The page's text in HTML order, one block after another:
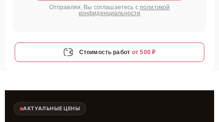
Отправляя, Вы соглашаетесь с политикой
конфиденциальности
Стоимость работ от 500 ₽
АКТУАЛЬНЫЕ ЦЕНЫ